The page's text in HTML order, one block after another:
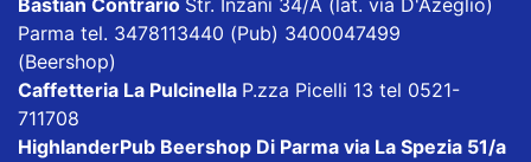
Parma tel. 3478113440 (Pub) 3400047499
(Beershop)
Caffetteria La Pulcinella P.zza Picelli 13 tel 0521-
711708
HighlanderPub Beershop Di Parma via La Spezia 51/a